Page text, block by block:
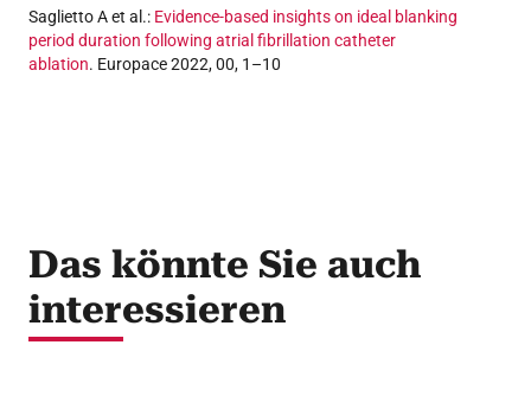
Saglietto A et al.: Evidence-based insights on ideal blanking
period duration following atrial fibrillation catheter
ablation. Europace 2022, 00, 1–10
Das könnte Sie auch
interessieren